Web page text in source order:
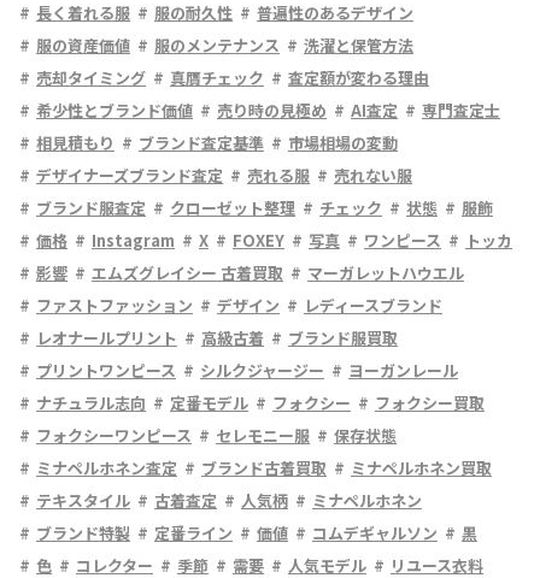
長く着れる服
服の耐久性
普遍性のあるデザイン
服の資産価値
服のメンテナンス
洗濯と保管方法
売却タイミング
真贋チェック
査定額が変わる理由
希少性とブランド価値
売り時の見極め AI査定
専門査定士
相見積もり
ブランド査定基準
市場相場の変動
デザイナーズブランド査定
売れる服
売れない服
ブランド服査定
クローゼット整理 チェック 状態
服飾
価格
Instagram X FOXEY 写真 ワンピース
トッカ
影響
エムズグレイシー 古着買取
マーガレットハウエル
ファストファッション
デザイン
レディースブランド
レオナールプリント
高級古着
ブランド服買取
プリントワンピース
シルクジャージー
ヨーガンレール
ナチュラル志向
定番モデル フォクシー
フォクシー買取
フォクシーワンピース
セレモニー服
保存状態
ミナペルホネン査定
ブランド古着買取
ミナペルホネン買取
テキスタイル
古着査定 人気柄
ミナペルホネン
ブランド特製
定番ライン 価値 コムデギャルソン
黒
色
コレクター 季節 需要 人気モデル
リユース衣料